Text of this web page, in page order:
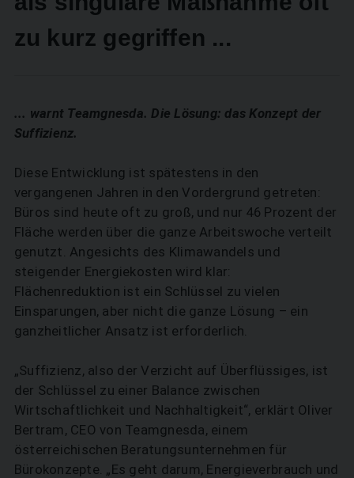
zu kurz gegriffen ...
... warnt Teamgnesda. Die Lösung: das Konzept der
Suffizienz.
Diese Entwicklung ist spätestens in den
vergangenen Jahren in den Vordergrund getreten:
Büros sind heute oft zu groß, und nur 46 Prozent der
Fläche werden über die ganze Arbeitswoche verteilt
genutzt. Angesichts des Klimawandels und
steigender Energie­kosten wird klar:
Flächenreduktion ist ein Schlüssel zu vielen
Einsparungen, aber nicht die ganze Lösung – ein
ganzheitlicher Ansatz ist erforderlich.
„Suffizienz, also der Verzicht auf Überflüssiges, ist
der Schlüssel zu einer Balance zwischen
Wirtschaftlichkeit und Nachhaltigkeit“, erklärt Oliver
Bertram, CEO von Teamgnesda, einem
österreichischen Beratungsunternehmen für
Bürokonzepte. „Es geht darum, Energieverbrauch und